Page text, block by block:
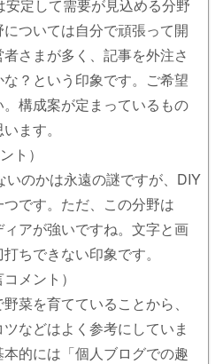
安定して需要が見込める分野
ついては自分で頑張って開
さまが多く、記事を外注さ
？という印象です。ご希望
構成案が定まっているもの
ます。
ト）
いのかは永遠の謎ですが、DIY
です。ただ、この分野は
アが強いですね。文字と画
ちできない印象です。
メント）
菜を育てていることから、
などはよく参考にしていま
的には「個人ブログでの趣